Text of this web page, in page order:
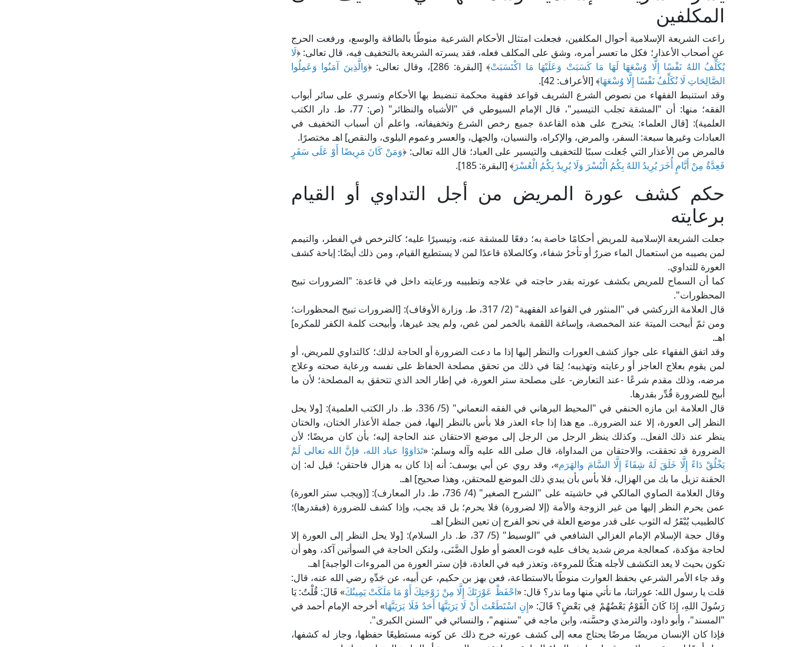
المكلفين
راعت الشريعة الإسلامية أحوال المكلفين، فجعلت امتثال الأحكام الشرعية منوطًا بالطاقة والوسع، ورفعت الحرج
عن أصحاب الأعذار؛ فكل ما تعسر أمره، وشق على المكلف فعله، فقد يسرته الشريعة بالتخفيف فيه، قال تعالى: ﴿لَا
يُكَلِّفُ اللهُ نَفْسًا إِلَّا وُسْعَهَا لَهَا مَا كَسَبَتْ وَعَلَيْهَا مَا اكْتَسَبَتْ﴾ [البقرة: 286]، وقال تعالى: ﴿
وَالَّذِينَ آمَنُوا وَعَمِلُوا
الصَّالِحَاتِ لَا نُكَلِّفُ نَفْسًا إِلَّا وُسْعَهَا﴾ [الأعراف: 42].
وقد استنبط الفقهاء من نصوص الشرع الشريف قواعد فقهية محكمة تنضبط بها الأحكام وتسري على سائر أبواب
الفقه؛ منها: أن "المشقة تجلب التيسير"، قال الإمام السيوطي في "الأشباه والنظائر" (ص: 77، ط. دار الكتب
العلمية): [قال العلماء: يتخرج على هذه القاعدة جميع رخص الشرع وتخفيفاته، واعلم أن أسباب التخفيف في
العبادات وغيرها سبعة: السفر، والمرض، والإكراه، والنسيان، والجهل، والعسر وعموم البلوى، والنقص] اهـ مختصرًا.
فالمرض من الأعذار التي جُعلت سببًا للتخفيف والتيسير على العباد؛ قال الله تعالى: ﴿وَمَنْ كَانَ مَرِيضًا أَوْ عَلَى سَفَرٍ
فَعِدَّةٌ مِنْ أَيَّامٍ أُخَرَ يُرِيدُ اللهُ بِكُمُ الْيُسْرَ وَلَا يُرِيدُ بِكُمُ الْعُسْرَ﴾ [البقرة: 185].
حكم كشف عورة المريض من أجل التداوي أو القيام
برعايته
جعلت الشريعة الإسلامية للمريض أحكامًا خاصة به؛ دفعًا للمشقة عنه، وتيسيرًا عليه؛ كالترخص في الفطر، والتيمم
لمن يصيبه من استعمال الماء ضررٌ أو تأخرُ شفاء، وكالصلاة قاعدًا لمن لا يستطيع القيام، ومن ذلك أيضًا: إباحة كشف
العورة للتداوي.
كما أن السماح للمريض بكشف عورته بقدر حاجته في علاجه وتطبيبه ورعايته داخل في قاعدة: "الضرورات تبيح
المحظورات".
قال العلامة الزركشي في "المنثور في القواعد الفقهية" (2/ 317، ط. وزارة الأوقاف): [الضرورات تبيح المحظورات؛
ومن ثمّ أبيحت الميتة عند المخمصة، وإساغة اللقمة بالخمر لمن غص، ولم يجد غيرها، وأبيحت كلمة الكفر للمكره]
اهـ.
وقد اتفق الفقهاء على جواز كشف العورات والنظر إليها إذا ما دعت الضرورة أو الحاجة لذلك؛ كالتداوي للمريض، أو
لمن يقوم بعلاج العاجز أو رعايته وتهذيبه؛ لِمَا في ذلك من تحقق مصلحة الحفاظ على نفسه ورعاية صحته وعلاج
مرضه، وذلك مقدم شرعًا -عند التعارض- على مصلحة ستر العورة، في إطار الحد الذي تتحقق به المصلحة؛ لأن ما
أبيح للضرورة قُدِّر بقدرها.
قال العلامة ابن مازه الحنفي في "المحيط البرهاني في الفقه النعماني" (5/ 336، ط. دار الكتب العلمية): [ولا يحل
النظر إلى العورة، إلا عند الضرورة.. مع هذا إذا جاء العذر فلا بأس بالنظر إليها، فمن جملة الأعذار الختان، والختان
ينظر عند ذلك الفعل.. وكذلك ينظر الرجل من الرجل إلى موضع الاحتقان عند الحاجة إليه؛ بأن كان مريضًا؛ لأن
الضرورة قد تحققت، والاحتقان من المداواة، قال صلى الله عليه وآله وسلم: «تَدَاوَوْا عباد الله، فإنَّ الله تعالى لَمْ
يَخْلُقْ دَاءً إِلَّا خَلَقَ لَهُ شِفَاءً إِلَّا السَّامَ والهَرَم»، وقد روي عن أبي يوسف: أنه إذا كان به هزال فاحتقن؛ قيل له: إن
الحقنة تزيل ما بك من الهزال، فلا بأس بأن يبدي ذلك الموضع للمحتقن، وهذا صحيح] اهـ.
وقال العلامة الصاوي المالكي في حاشيته على "الشرح الصغير" (4/ 736، ط. دار المعارف): [(ويجب ستر العورة)
عمن يحرم النظر إليها من غير الزوجة والأمة (إلا لضرورة) فلا يحرم؛ بل قد يجب، وإذا كشف للضرورة (فبقدرها)؛
كالطبيب يُبْقَرُ له الثوب على قدر موضع العلة في نحو الفرج إن تعين النظر] اهـ.
وقال حجة الإسلام الإمام الغزالي الشافعي في "الوسيط" (5/ 37، ط. دار السلام): [ولا يحل النظر إلى العورة إلا
لحاجة مؤكدة، كمعالجة مرض شديد يخاف عليه فوت العضو أو طول الضَّنَى، ولتكن الحاجة في السوأتين آكد، وهو أن
تكون بحيث لا يعد التكشف لأجله هتكًا للمروءة، وتعذر فيه في العادة، فإن ستر العورة من المروءات الواجبة] اهـ.
وقد جاء الأمر الشرعي بحفظ العوارت منوطًا بالاستطاعة، فعن بهز بن حكيم، عن أبيه، عن جَدِّهِ رضي الله عنه، قال:
قلت يا رسول الله: عوراتنا، ما نأتي منها وما نذر؟ قال: «احْفَظْ عَوْرَتَكَ إِلَّا مِنْ زَوْجَتِكَ أَوْ مَا مَلَكَتْ يَمِينُكَ» قَالَ: قُلْتُ: يَا
رَسُولَ اللهِ، إِذَا كَانَ الْقَوْمُ بَعْضُهُمْ فِي بَعْضٍ؟ قَالَ: «إِنِ اسْتَطَعْتَ أَنْ لَا يَرَيَنَّهَا أَحَدٌ فَلَا يَرَيَنَّهَا» أخرجه الإمام أحمد في
"المسند"، وأبو داود، والترمذي وحسَّنه، وابن ماجه في "سننهم"، والنسائي في "السنن الكبرى".
فإذا كان الإنسان مريضًا مرضًا يحتاج معه إلى كشف عورته خرج ذلك عن كونه مستطيعًا حفظها، وجاز له كشفها،